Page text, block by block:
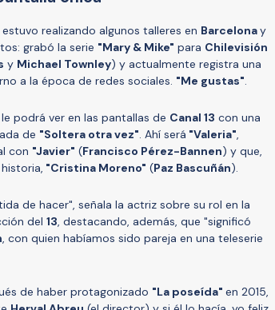
realizando algunos talleres en Barcelonay
grabó la serie "Mary & Mike" para Chilevisión
y Michael Townley) y actualmente registra una
a la época de redes sociales. "Me gustas".
podrá ver en las pantallas de Canal 13 con una
de "Soltera otra vez". Ahí será "Valeria",
con "Javier" (Francisco Pérez-Bannen) y que,
"Cristina Moreno" (Paz Bascuñán).
de hacer", señala la actriz sobre su rol en la
del 13, destacando, además, que "significó
, con quien habíamos sido pareja en una teleserie
de haber protagonizado "La poseída" en 2015,